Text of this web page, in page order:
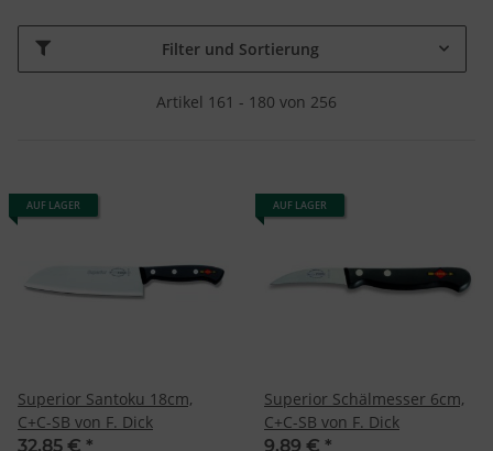
Filter und Sortierung
Artikel 161 - 180 von 256
AUF LAGER
Superior Santoku 18cm,
C+C-SB von F. Dick
32,85 € *
AUF LAGER
Superior Schälmesser 6cm,
C+C-SB von F. Dick
9,89 € *